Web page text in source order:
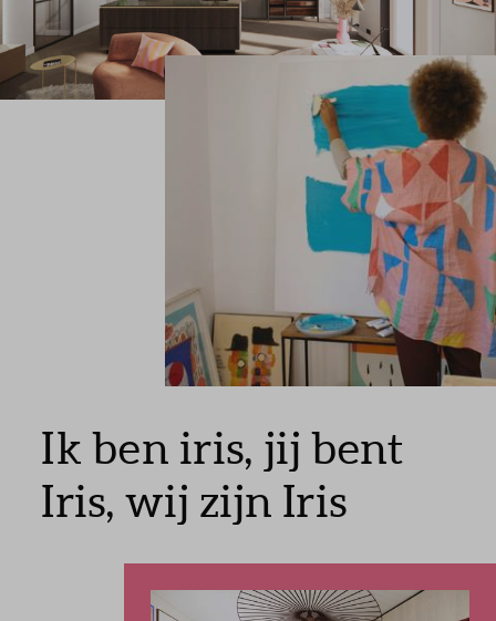
Ik ben iris, jij bent
Iris, wij zijn Iris